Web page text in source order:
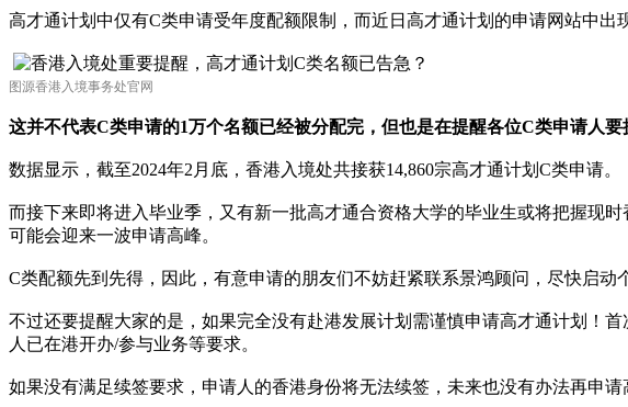
高才通计划中仅有C类申请受年度配额限制，而近日高才通计划的申请网站中
图源香港入境事务处官网
这并不代表C类申请的1万个名额已经被分配完，但也是在提醒各位C类申请人要
数据显示，截至2024年2月底，香港入境处共接获14,860宗高才通计划C类申请。
而接下来即将进入毕业季，又有新一批高才通合资格大学的毕业生或将把握现
可能会迎来一波申请高峰。
C类配额先到先得，因此，有意申请的朋友们不妨赶紧联系景鸿顾问，尽快启动
不过还要提醒大家的是，如果完全没有赴港发展计划需谨慎申请高才通计划！
人已在港开办/参与业务等要求。
如果没有满足续签要求，申请人的香港身份将无法续签，未来也没有办法再申